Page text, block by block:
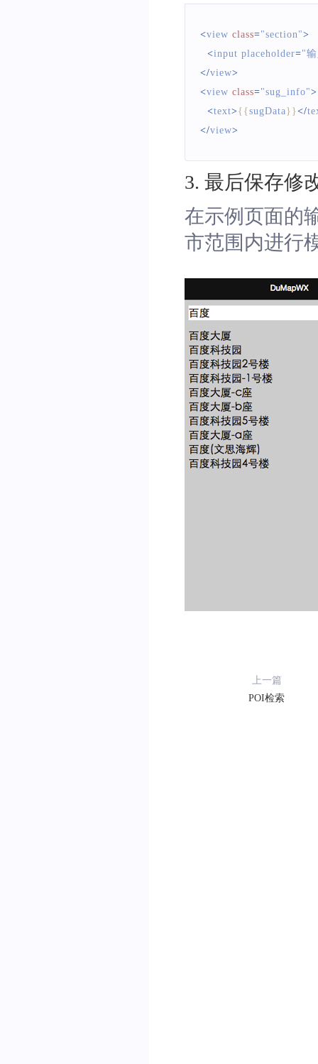
});
}
            that
. setData({
});
}
BMap.suggestion({
detail
success
});
}
})
<view class="section">
<input placeholder="
</view>
<view class="sug_info">
<text>{ { sugData} }</
</view>
3. 最后保存修
在示例页面的
市范围内进行
上一篇
POI检索